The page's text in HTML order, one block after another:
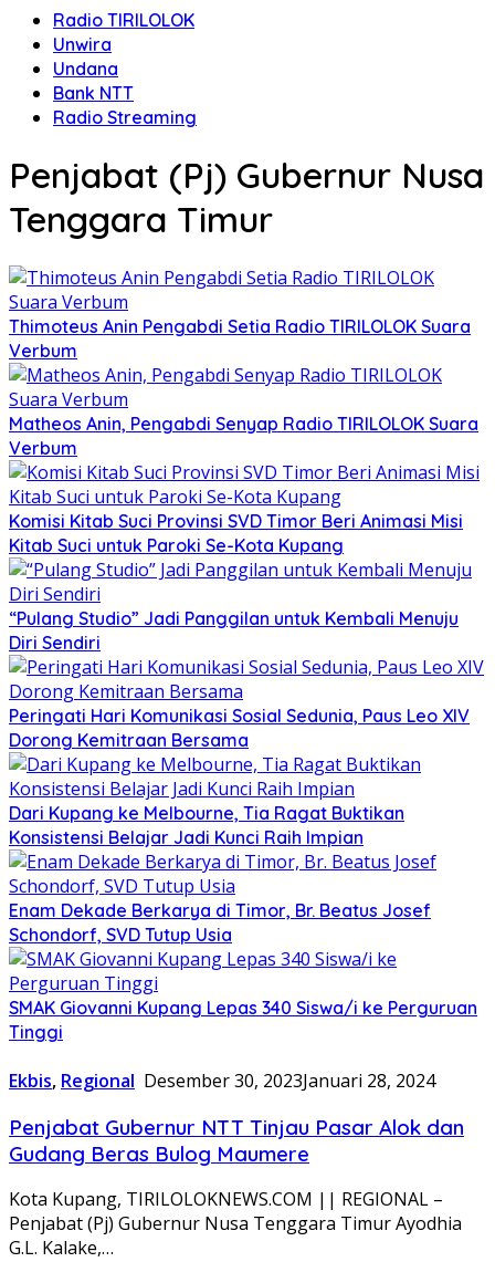
Radio TIRILOLOK
Unwira
Undana
Bank NTT
Radio Streaming
Penjabat (Pj) Gubernur Nusa
Tenggara Timur
Thimoteus Anin Pengabdi Setia Radio TIRILOLOK Suara
Verbum
Matheos Anin, Pengabdi Senyap Radio TIRILOLOK Suara
Verbum
Komisi Kitab Suci Provinsi SVD Timor Beri Animasi Misi
Kitab Suci untuk Paroki Se-Kota Kupang
“Pulang Studio” Jadi Panggilan untuk Kembali Menuju
Diri Sendiri
Peringati Hari Komunikasi Sosial Sedunia, Paus Leo XIV
Dorong Kemitraan Bersama
Dari Kupang ke Melbourne, Tia Ragat Buktikan
Konsistensi Belajar Jadi Kunci Raih Impian
Enam Dekade Berkarya di Timor, Br. Beatus Josef
Schondorf, SVD Tutup Usia
SMAK Giovanni Kupang Lepas 340 Siswa/i ke Perguruan
Tinggi
Ekbis, Regional Desember 30, 2023Januari 28, 2024
Penjabat Gubernur NTT Tinjau Pasar Alok dan
Gudang Beras Bulog Maumere
Kota Kupang, TIRILOLOKNEWS.COM || REGIONAL –
Penjabat (Pj) Gubernur Nusa Tenggara Timur Ayodhia
G.L. Kalake,…